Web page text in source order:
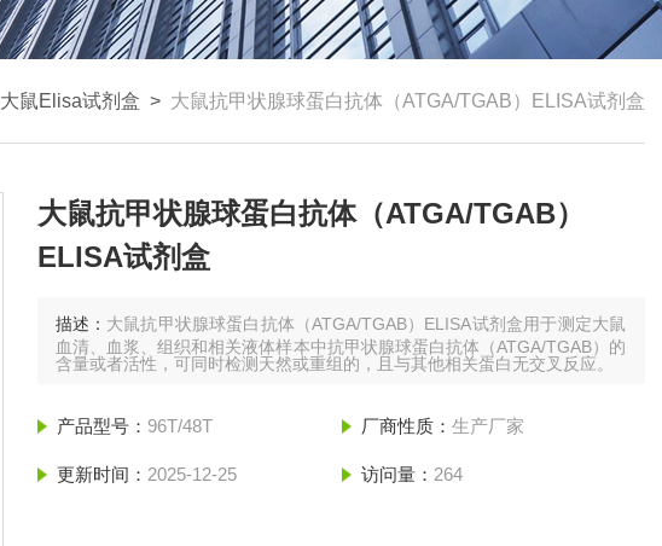
大鼠Elisa试剂盒 > 大鼠抗甲状腺球蛋白抗体（ATGA/TGAB）ELISA试剂盒
大鼠抗甲状腺球蛋白抗体（ATGA/TGAB）
ELISA试剂盒
描述： 大鼠抗甲状腺球蛋白抗体（ATGA/TGAB）ELISA试剂盒用于测定大鼠
血清、血浆、组织和相关液体样本中抗甲状腺球蛋白抗体（ATGA/TGAB）的
含量或者活性，可同时检测天然或重组的，且与其他相关蛋白无交叉反应。
产品型号： 96T/48T 厂商性质： 生产厂家
更新时间： 2025-12-25 访问量： 264